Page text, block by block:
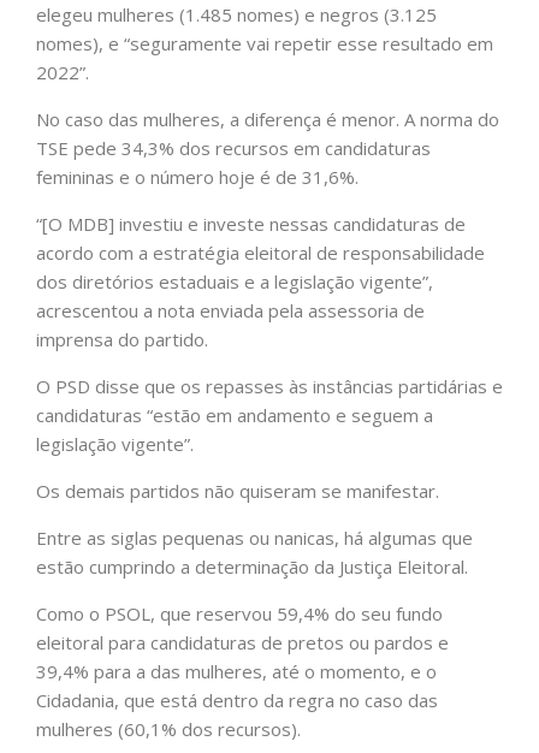
elegeu mulheres (1.485 nomes) e negros (3.125
nomes), e “seguramente vai repetir esse resultado em
2022”.
No caso das mulheres, a diferença é menor. A norma do
TSE pede 34,3% dos recursos em candidaturas
femininas e o número hoje é de 31,6%.
“[O MDB] investiu e investe nessas candidaturas de
acordo com a estratégia eleitoral de responsabilidade
dos diretórios estaduais e a legislação vigente”,
acrescentou a nota enviada pela assessoria de
imprensa do partido.
O PSD disse que os repasses às instâncias partidárias e
candidaturas “estão em andamento e seguem a
legislação vigente”.
Os demais partidos não quiseram se manifestar.
Entre as siglas pequenas ou nanicas, há algumas que
estão cumprindo a determinação da Justiça Eleitoral.
Como o PSOL, que reservou 59,4% do seu fundo
eleitoral para candidaturas de pretos ou pardos e
39,4% para a das mulheres, até o momento, e o
Cidadania, que está dentro da regra no caso das
mulheres (60,1% dos recursos).